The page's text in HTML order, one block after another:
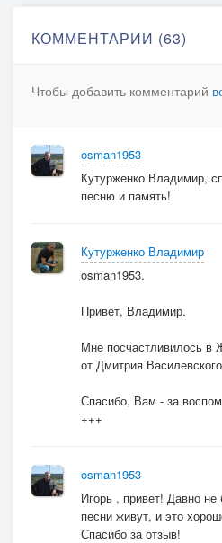
КОММЕНТАРИИ (63)
Чтобы добавить комментарий
osman1953
Кутурженко Владимир,
песню и память!
Кутурженко Владимир
osman1953.
Привет, Владимир.
Мне посчастливилось
от Дмитрия
Спасибо, Вам - за
+++
osman1953
Игорь , привет! Давно
песни живут, и это
Спасибо за отзыв!